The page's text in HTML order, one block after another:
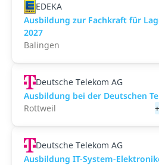
EDEKA
Ausbildung zur Fachkraft für
2027
Balingen
Deutsche Telekom AG
Ausbildung bei der Deutschen
Rottweil
Deutsche Telekom AG
Ausbildung IT-System-